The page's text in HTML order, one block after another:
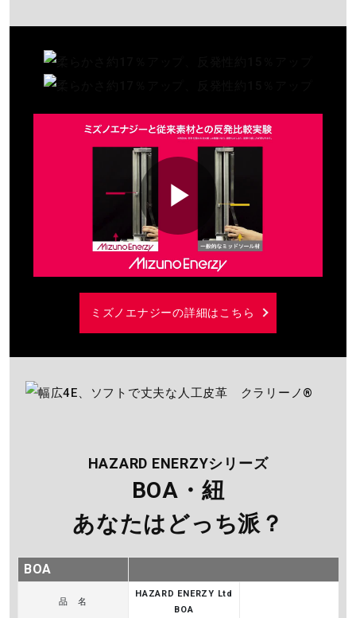
P
l
a
y
V
ミズノエナジーの詳細はこちら
HAZARD ENERZYシリーズ
BOA・紐
あなたはどっち派？
BOA
品 名
HAZARD ENERZY Ltd
BOA